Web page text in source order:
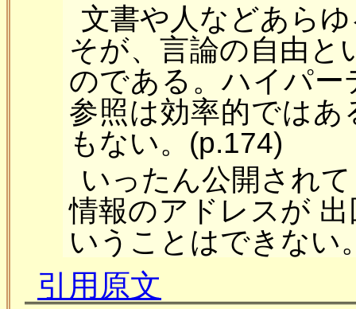
文書や人などあら
そが、言論の自由と
のである。ハイパ
参照は効率的では
もない。(p.174)
いったん公開され
情報のアドレスが
いうことはできない
引用原文